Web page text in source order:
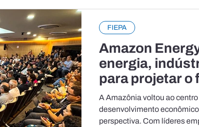
Amazon
energia,
para projetar o
Amazônia
A Amazônia voltou ao
desenvolvimento
perspectiva. Com líderes
FIEPA